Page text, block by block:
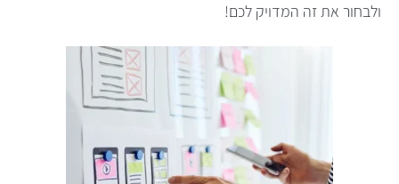
ולבחור את זה המדויק לכם!